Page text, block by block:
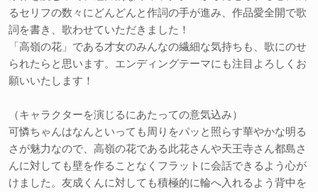
るセリフの数々にどんどんと作詞の手が進み、作品愛全開で歌
詞を書き、歌わせていただきました！
「高嶺の花」である才女のみんなの繊細な気持ちも、歌にのせ
られたらと思います。エンディングテーマにも注目よろしくお
願いいたします！
（キャラクターを演じるにあたっての意気込み）
可憐ちゃんはなんといっても周りをパッと照らす華やかな明る
さが魅力なので、高嶺の花である此花さんや天王寺さん都島さ
んに対しても壁を作ることなくフラットに会話できるよう心が
けました。友成くんに対しても積極的に輪へ入れるよう背中を